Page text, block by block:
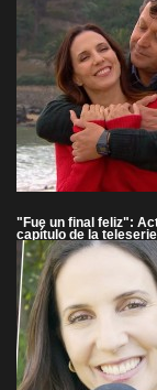
"Fue un final feliz":
capítulo de la teleserie